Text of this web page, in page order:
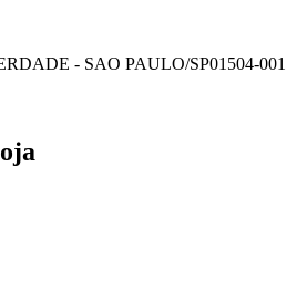
- SAO PAULO/SP01504-001